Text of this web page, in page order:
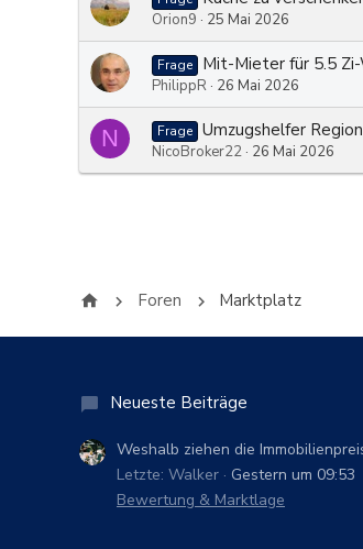
Orion9 25 Mai 2026
Frage Mit-Mieter für 5.5
PhilippR 26 Mai 2026
N Frage Umzugshelfer
NicoBroker22 26 Mai 2026
Foren Marktplatz
Neueste Beiträge
Weshalb ziehen die
Letzte: Walker
Gestern um 09:53
Bewertung & Marktlage